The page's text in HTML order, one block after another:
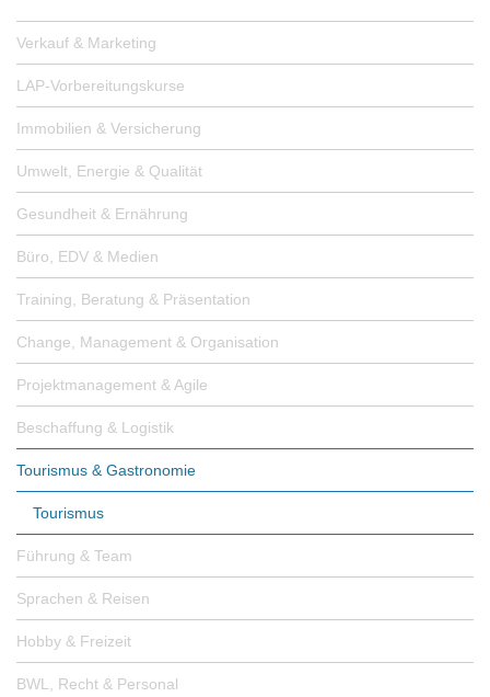
Verkauf & Marketing
LAP-Vorbereitungskurse
Immobilien & Versicherung
Umwelt, Energie & Qualität
Gesundheit & Ernährung
Büro, EDV & Medien
Training, Beratung & Präsentation
Change, Management & Organisation
Projektmanagement & Agile
Beschaffung & Logistik
Tourismus & Gastronomie
Tourismus
Führung & Team
Sprachen & Reisen
Hobby & Freizeit
BWL, Recht & Personal